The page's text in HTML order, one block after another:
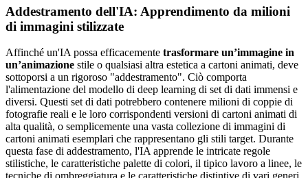
Addestramento dell'IA: Apprendimento da milioni
di immagini stilizzate
Affinché un'IA possa efficacemente trasformare un’immagine in
un’animazione stile o qualsiasi altra estetica a cartoni animati, deve
sottoporsi a un rigoroso "addestramento". Ciò comporta
l'alimentazione del modello di deep learning di set di dati immensi e
diversi. Questi set di dati potrebbero contenere milioni di coppie di
fotografie reali e le loro corrispondenti versioni di cartoni animati di
alta qualità, o semplicemente una vasta collezione di immagini di
cartoni animati esemplari che rappresentano gli stili target. Durante
questa fase di addestramento, l'IA apprende le intricate regole
stilistiche, le caratteristiche palette di colori, il tipico lavoro a linee, le